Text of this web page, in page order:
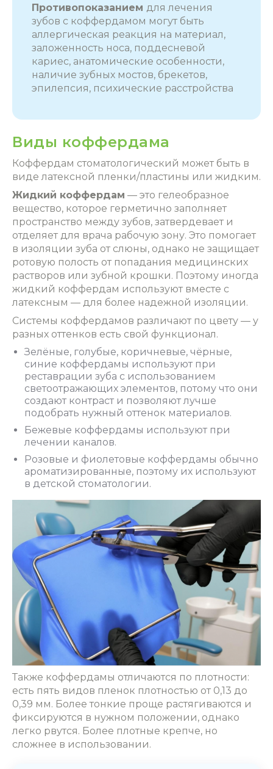
Противопоказанием длялечения
зубов с коффердамом могут быть
аллергическая реакция на материал,
заложенность носа, поддесневой
кариес, анатомические особенности,
наличие зубных мостов, брекетов,
эпилепсия, психические расстройства
Виды коффердама
Коффердам стоматологический может быть в
виде латексной пленки/пластины или жидким.
Жидкий коффердам — это гелеобразное
вещество, которое герметично заполняет
пространство между зубов, затвердевает и
отделяет для врача рабочую зону. Это помогает
в изоляции зуба от слюны, однако не защищает
ротовую полость от попадания медицинских
растворов или зубной крошки. Поэтому иногда
жидкий коффердам используют вместе с
латексным — для более надежной изоляции.
Системы коффердамов различают по цвету — у
разных оттенков есть свой функционал.
Зелёные, голубые, коричневые, чёрные,
синие коффердамы используют при
реставрации зуба с использованием
светоотражающих элементов, потому что они
создают контраст и позволяют лучше
подобрать нужный оттенок материалов.
Бежевые коффердамы используют при
лечении каналов.
Розовые и фиолетовые коффердамы обычно
ароматизированные, поэтому их используют
в детской стоматологии.
Также коффердамы отличаются по плотности:
есть пять видов пленок плотностью от 0,13 до
0,39 мм. Более тонкие проще растягиваются и
фиксируются в нужном положении, однако
легко рвутся. Более плотные крепче, но
сложнее в использовании.